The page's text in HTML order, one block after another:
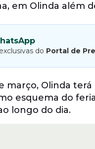
em Olinda além
do Portal de
março, Olinda
esquema do
longo do dia.